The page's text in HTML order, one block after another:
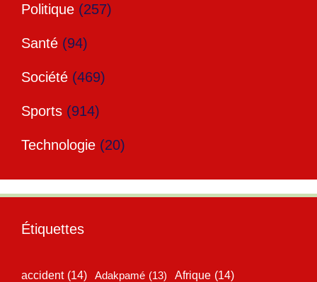
Politique (257)
Santé (94)
Société (469)
Sports (914)
Technologie (20)
Étiquettes
accident (14) Adakpamé (13) Afrique (14)